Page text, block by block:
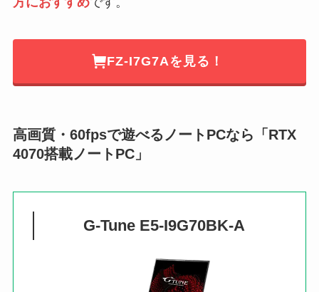
FZ-I7G7Aを見る！
高画質・60fpsで遊べるノートPCなら「RTX
4070搭載ノートPC」
G-Tune E5-I9G70BK-A